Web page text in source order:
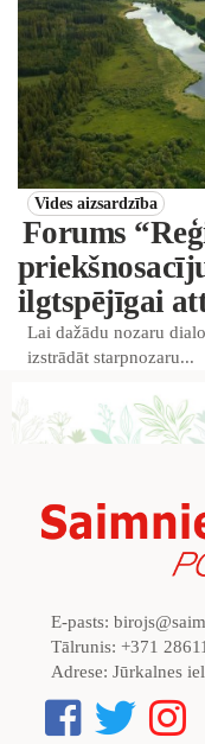
Vides aizsardzība
Forums
ilgtspējīgai
Lai dažādu nozaru
izstrādāt starpnozaru...
E-pasts:
Tālrunis: +371
Adrese: Jūrkalnes